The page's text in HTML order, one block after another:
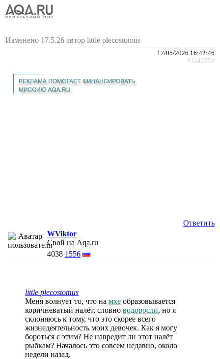
Изменено 17.5.26 автор little plecostomus
17/05/2026 16:42:46
#3242553
Ответить
WViktor
Свой на Aqa.ru
4038 1556
little plecostomus
Меня волнует то, что на мхе образовывается
коричневатый налёт, словно водоросли, но я
склоняюсь к тому, что это скорее всего
жизнедеятельность моих девочек. Как я могу
бороться с этим? Не навредит ли этот налёт
рыбкам? Началось это совсем недавно, около
недели назад.